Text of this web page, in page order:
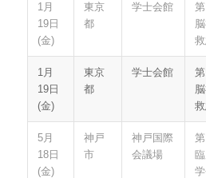
1月
19日
(金)
東京
都
学士会館
1月
19日
(金)
東京
都
学士会館
5月
18日
(金)
神戸
市
神戸国際
会議場